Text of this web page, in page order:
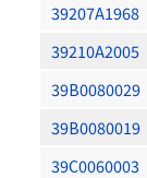
39207A1968
39210A2005
39B0080029
39B0080019
39C0060003